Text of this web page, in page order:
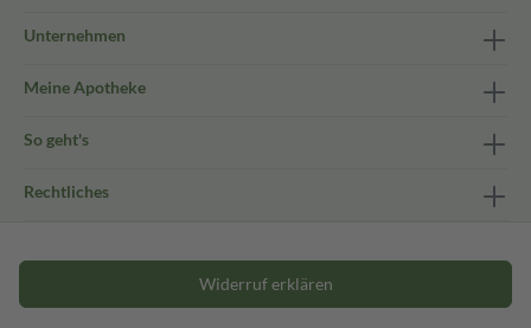
Unternehmen
Meine Apotheke
So geht's
Rechtliches
Widerruf erklären